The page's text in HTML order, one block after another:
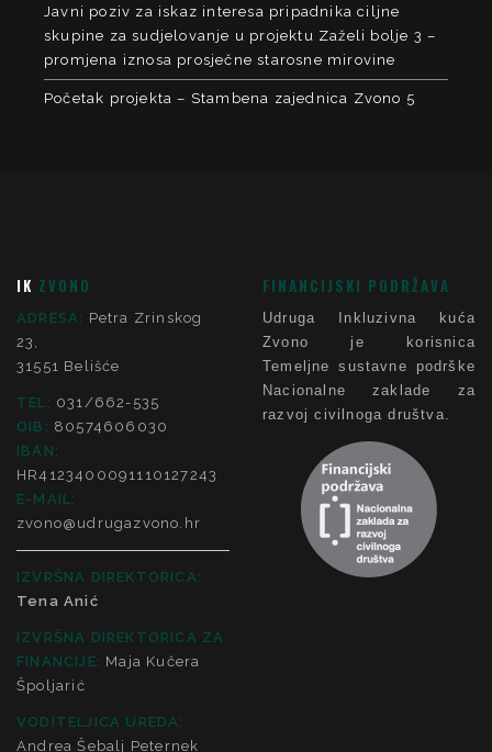
Javni poziv za iskaz interesa pripadnika ciljne
skupine za sudjelovanje u projektu Zaželi bolje 3 –
promjena iznosa prosječne starosne mirovine
Početak projekta – Stambena zajednica Zvono 5
IK ZVONO
ADRESA: Petra Zrinskog
23,
31551 Belišće
TEL: 031/662-535
OIB: 80574606030
IBAN:
HR4123400091110127243
E-MAIL:
zvono@udrugazvono.hr
IZVRŠNA DIREKTORICA:
Tena Anić
IZVRŠNA DIREKTORICA ZA
FINANCIJE: Maja Kučera
Špoljarić
VODITELJICA UREDA:
Andrea Šebalj Peternek
FINANCIJSKI PODRŽAVA
Udruga Inkluzivna kuća
Zvono je korisnica
Temeljne sustavne podrške
Nacionalne zaklade za
razvoj civilnoga društva.